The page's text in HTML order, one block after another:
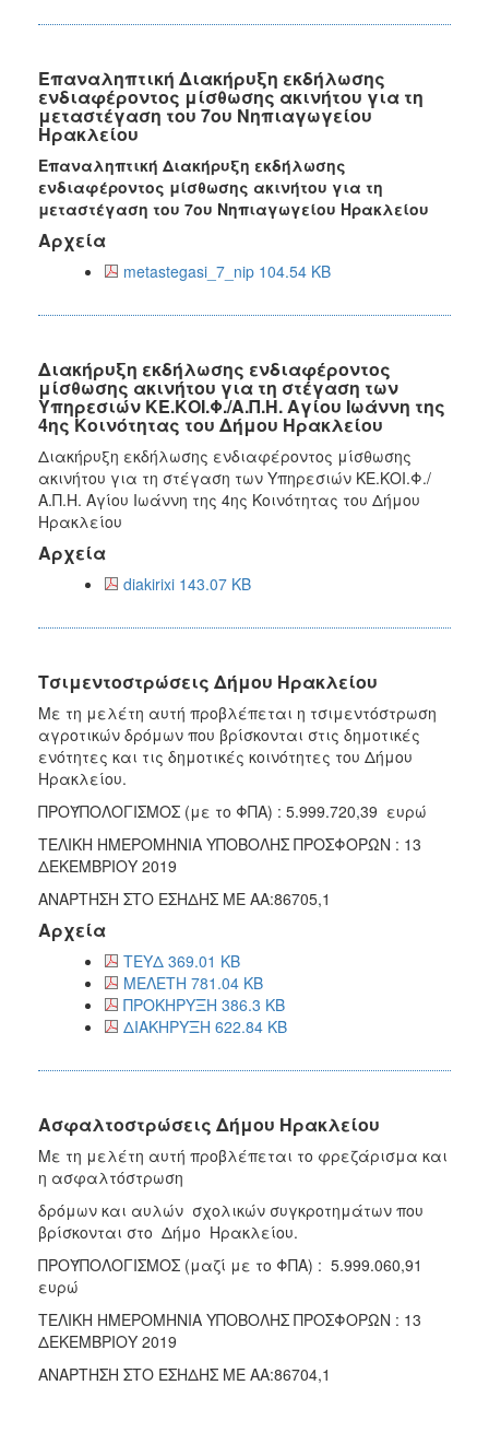
Επαναληπτική Διακήρυξη εκδήλωσης
ενδιαφέροντος μίσθωσης ακινήτου για τη
μεταστέγαση του 7ου Νηπιαγωγείου
Ηρακλείου
Επαναληπτική Διακήρυξη εκδήλωσης
ενδιαφέροντος μίσθωσης ακινήτου για τη
μεταστέγαση του 7ου Νηπιαγωγείου Ηρακλείου
Αρχεία
metastegasi_7_nip 104.54 KB
Διακήρυξη εκδήλωσης ενδιαφέροντος
μίσθωσης ακινήτου για τη στέγαση των
Υπηρεσιών ΚΕ.ΚΟΙ.Φ./Α.Π.Η. Αγίου Ιωάννη της
4ης Κοινότητας του Δήμου Ηρακλείου
Διακήρυξη εκδήλωσης ενδιαφέροντος μίσθωσης
ακινήτου για τη στέγαση των Υπηρεσιών ΚΕ.ΚΟΙ.Φ./
Α.Π.Η. Αγίου Ιωάννη της 4ης Κοινότητας του Δήμου
Ηρακλείου
Αρχεία
diakirixi 143.07 KB
Τσιμεντοστρώσεις Δήμου Ηρακλείου
Με τη μελέτη αυτή προβλέπεται η τσιμεντόστρωση
αγροτικών δρόμων που βρίσκονται στις δημοτικές
ενότητες και τις δημοτικές κοινότητες του Δήμου
Ηρακλείου.
ΠΡΟΫΠΟΛΟΓΙΣΜΟΣ (με το ΦΠΑ) : 5.999.720,39 ευρώ
ΤΕΛΙΚΗ ΗΜΕΡΟΜΗΝΙΑ ΥΠΟΒΟΛΗΣ ΠΡΟΣΦΟΡΩΝ : 13
ΔΕΚΕΜΒΡΙΟΥ 2019
ΑΝΑΡΤΗΣΗ ΣΤΟ ΕΣΗΔΗΣ ΜΕ ΑΑ:86705,1
Αρχεία
ΤΕΥΔ 369.01 KB
ΜΕΛΕΤΗ 781.04 KB
ΠΡΟΚΗΡΥΞΗ 386.3 KB
ΔΙΑΚΗΡΥΞΗ 622.84 KB
Ασφαλτοστρώσεις Δήμου Ηρακλείου
Με τη μελέτη αυτή προβλέπεται το φρεζάρισμα και
η ασφαλτόστρωση
δρόμων και αυλών σχολικών συγκροτημάτων που
βρίσκονται στο Δήμο Ηρακλείου.
ΠΡΟΫΠΟΛΟΓΙΣΜΟΣ (μαζί με το ΦΠΑ) : 5.999.060,91
ευρώ
ΤΕΛΙΚΗ ΗΜΕΡΟΜΗΝΙΑ ΥΠΟΒΟΛΗΣ ΠΡΟΣΦΟΡΩΝ : 13
ΔΕΚΕΜΒΡΙΟΥ 2019
ΑΝΑΡΤΗΣΗ ΣΤΟ ΕΣΗΔΗΣ ΜΕ ΑΑ:86704,1